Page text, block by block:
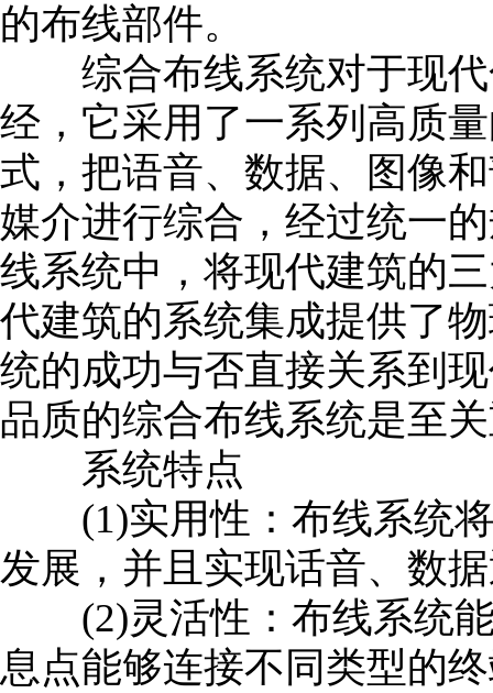
的布线部件。
综合布线系统对于现代
经，它采用了一系列高质
式，把语音、数据、图像
媒介进行综合，经过统一
线系统中，将现代建筑的
代建筑的系统集成提供了
统的成功与否直接关系到
品质的综合布线系统是至
系统特点
(1)实用性：布线系统将
发展，并且实现话音、数
(2)灵活性：布线系统能
息点能够连接不同类型的